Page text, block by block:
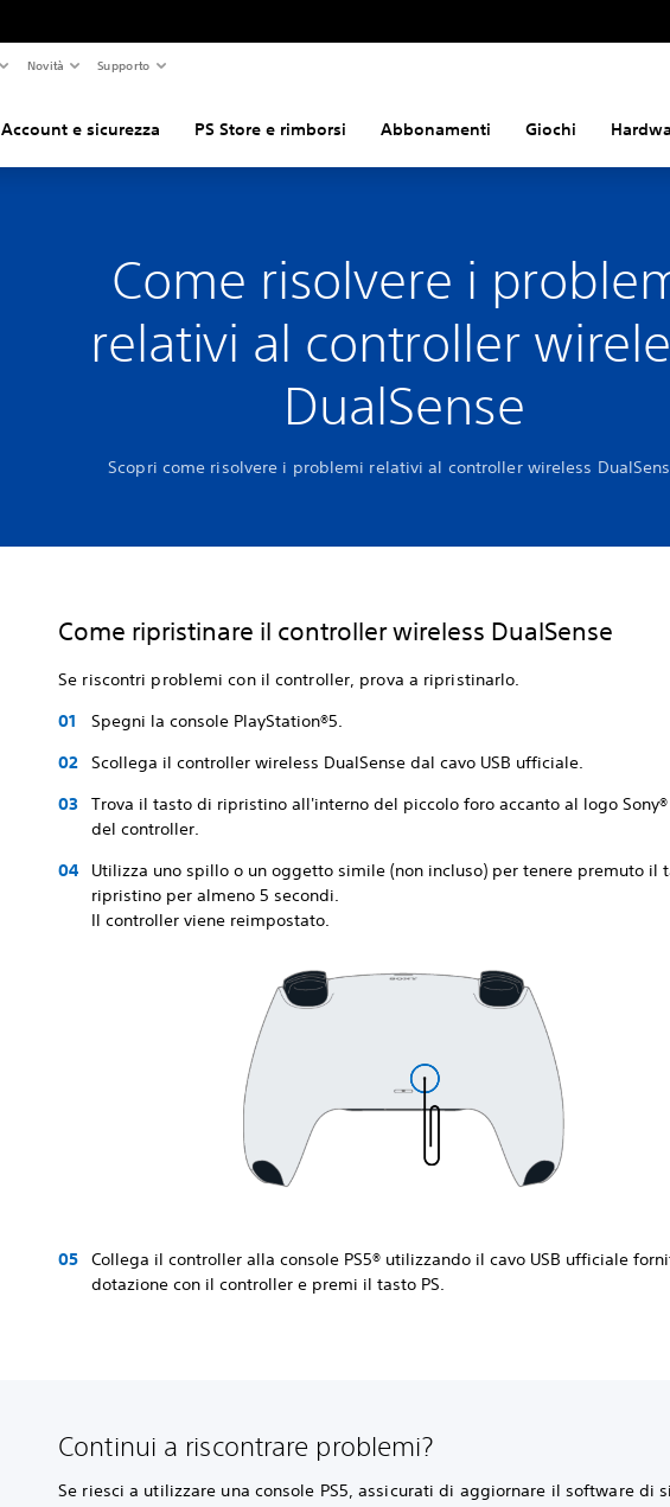
Novità Supporto
Account e sicurezza PS Store e rimborsi Abbonamenti Giochi
Come risolvere i
relativi al controller
DualSense
Scopri come risolvere i problemi relativi al controller wireless
Come ripristinare il controller wireless DualSense
Se riscontri problemi con il controller, prova a ripristinarlo.
Spegni la console PlayStation®5.
Scollega il controller wireless DualSense dal cavo USB ufficiale.
Trova il tasto di ripristino all'interno del piccolo foro accanto al logo
del controller.
Utilizza uno spillo o un oggetto simile (non incluso) per tenere premuto il
ripristino per almeno 5 secondi.
Il controller viene reimpostato.
Collega il controller alla console PS5® utilizzando il cavo USB ufficiale
dotazione con il controller e premi il tasto PS.
Continui a riscontrare problemi?
Se riesci a utilizzare una console PS5, assicurati di aggiornare il software di